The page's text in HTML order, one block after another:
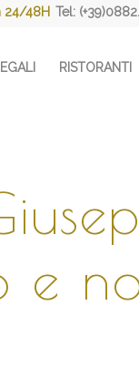
24/48H Tel:
RISTORANTI
e